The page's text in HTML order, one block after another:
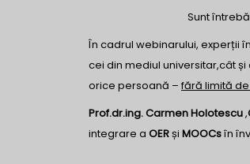
Sunt
În cadrul webinarului, experții
cei din mediul universitar,cât
orice persoană – fără limită
Prof.dr.ing. Carmen Holotescu,
integrare a OERși MOOCsîn